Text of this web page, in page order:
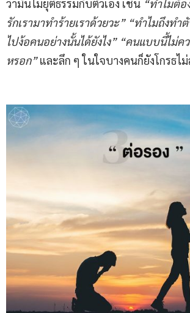
ว่ามันไม่ยุติธรรมกับตัวเอง เช่น “ทำไมต้
รักเรามาทำร้ายเราด้วยวะ” “ทำไมถึงท
ไปง้อคนอย่างนั้นได้ยังไง” “คนแบบนี้ไม่ค
หรอก”และลึก ๆ ในใจบางคนก็ยังโกรธไม่